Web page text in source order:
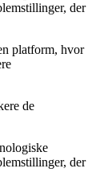
der
platform, hvor
de
der